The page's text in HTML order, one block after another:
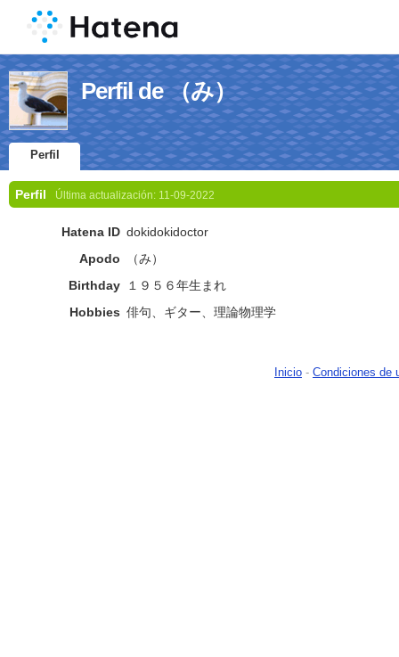
Perfil de （み）
Perfil
Perfil Última actualización: 11-09-2022
Hatena ID dokidokidoctor
Apodo
（み）
Birthday
１９５６年生まれ
Hobbies 俳句、ギター、理論物理学
Inicio - Condiciones de